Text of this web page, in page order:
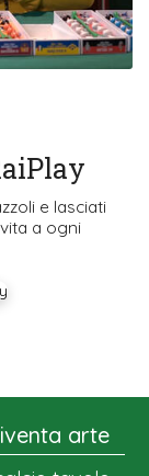
e lasciati
a ogni
arte